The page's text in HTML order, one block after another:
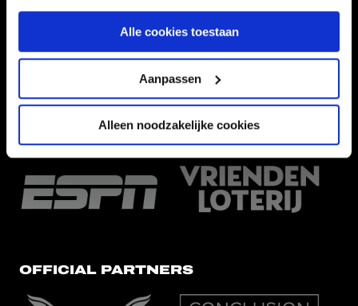
Alle cookies toestaan
Aanpassen
Alleen noodzakelijke cookies
HOOFDSPONSOR
EREDIVISIEPARTNERS
OFFICIAL PARTNERS